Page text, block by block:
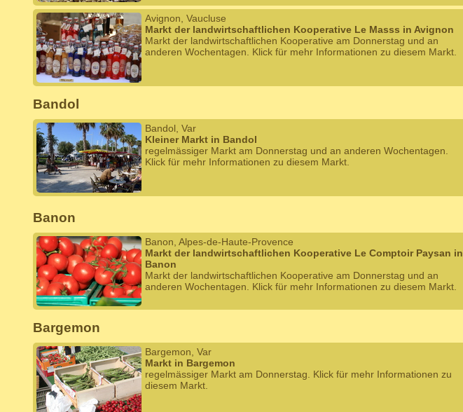
Avignon, Vaucluse
Markt der landwirtschaftlichen Kooperative Le Masss in Avignon
Markt der landwirtschaftlichen Kooperative am Donnerstag und an
anderen Wochentagen. Klick für mehr Informationen zu diesem Markt.
Bandol
Bandol, Var
Kleiner Markt in Bandol
regelmässiger Markt am Donnerstag und an anderen Wochentagen.
Klick für mehr Informationen zu diesem Markt.
Banon
Banon, Alpes-de-Haute-Provence
Markt der landwirtschaftlichen Kooperative Le Comptoir Paysan in
Banon
Markt der landwirtschaftlichen Kooperative am Donnerstag und an
anderen Wochentagen. Klick für mehr Informationen zu diesem Markt.
Bargemon
Bargemon, Var
Markt in Bargemon
regelmässiger Markt am Donnerstag. Klick für mehr Informationen zu
diesem Markt.